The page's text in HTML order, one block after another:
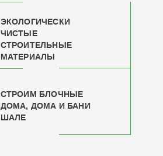
ЭКОЛОГИЧЕСКИ
ЧИСТЫЕ
СТРОИТЕЛЬНЫЕ
МАТЕРИАЛЫ
СТРОИМ БЛОЧНЫЕ
ДОМА, ДОМА И БАНИ
ШАЛЕ